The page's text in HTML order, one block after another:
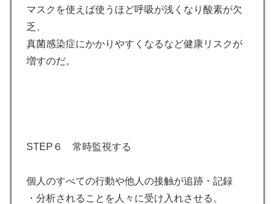
マスクを使えば使うほど呼吸が浅くなり酸素が欠
乏、
真菌感染症にかかりやすくなるなど健康リスクが
増すのだ。
STEP６ 常時監視する
個人のすべての行動や他人の接触が追跡・記録
・分析されることを人々に受け入れさせる。